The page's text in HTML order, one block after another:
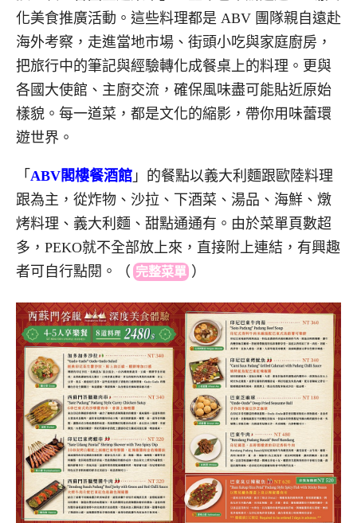
化美食推廣活動。這些料理都是 ABV 團隊親自遠赴
海外考察，走進當地市場、街頭小吃與家庭廚房，
把旅行中的筆記與經驗轉化成餐桌上的料理。更與
各國大使館、主廚交流，確保風味盡可能貼近原始
樣貌。每一道菜，都是文化的縮影，帶你用味蕾環
遊世界。
「 ABV閣樓餐酒館 」的餐點以義大利麵跟歐陸料理
跟為主，從炸物、沙拉、下酒菜、湯品、海鮮、燉
烤料理、義大利麵、甜點通通有。由於菜單頁數超
多，PEKO就不全部放上來，直接附上連結，有興趣
者可自行點閱。
（ 完整菜單 ）